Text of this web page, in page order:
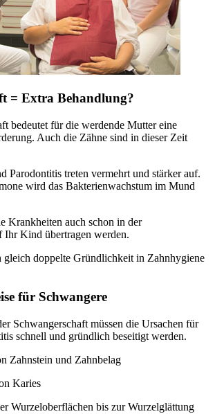
= Extra Behandlung?
bedeutet für die werdende Mutter eine
Auch die Zähne sind in dieser Zeit
Parodontitis treten vermehrt und stärker auf.
wird das Bakterienwachstum im Mund
Krankheiten auch schon in der
Ihr Kind übertragen werden.
gleich doppelte Gründlichkeit in Zahnhygiene
für Schwangere
Schwangerschaft müssen die Ursachen für
schnell und gründlich beseitigt werden.
Zahnstein und Zahnbelag
Karies
Wurzeloberflächen bis zur Wurzelglättung